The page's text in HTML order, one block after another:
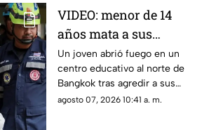
VIDEO: menor de 14
años mata a sus
abuelos y 5 profesores
en tiroteo
Un joven abrió fuego en un
centro educativo al norte de
Bangkok tras agredir a sus
familiares; el incidente dejó
agosto 07, 2026 10:41 a. m.